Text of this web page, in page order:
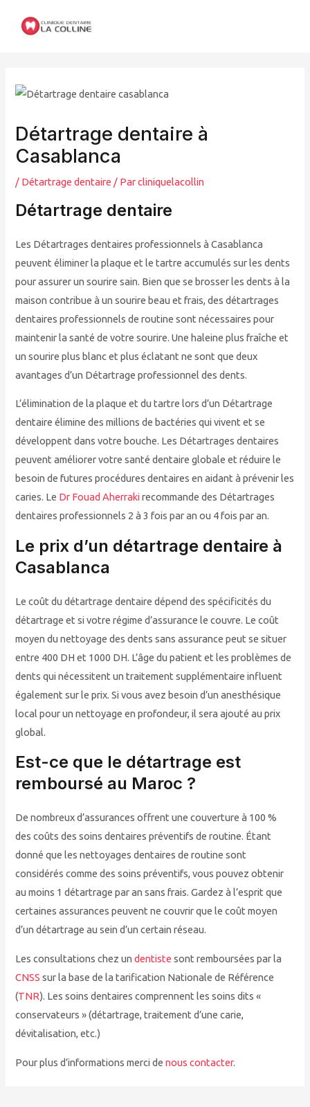
Détartrage dentaire à
Casablanca
/ Détartrage dentaire / Parcliniquelacollin
Détartrage dentaire
Les Détartrages dentaires professionnels à Casablanca
peuvent éliminer la plaque et le tartre accumulés sur les dents
pour assurer un sourire sain. Bien que se brosser les dents à la
maison contribue à un sourire beau et frais, des détartrages
dentaires professionnels de routine sont nécessaires pour
maintenir la santé de votre sourire. Une haleine plus fraîche et
un sourire plus blanc et plus éclatant ne sont que deux
avantages d’un Détartrage professionnel des dents.
L’élimination de la plaque et du tartre lors d’un Détartrage
dentaire élimine des millions de bactéries qui vivent et se
développent dans votre bouche. Les Détartrages dentaires
peuvent améliorer votre santé dentaire globale et réduire le
besoin de futures procédures dentaires en aidant à prévenir les
caries. Le Dr Fouad Aherrakirecommande des Détartrages
dentaires professionnels 2 à 3 fois par an ou 4 fois par an.
Le prix d’un détartrage dentaire à
Casablanca
Le coût du détartrage dentaire dépend des spécificités du
détartrage et si votre régime d’assurance le couvre. Le coût
moyen du nettoyage des dents sans assurance peut se situer
entre 400 DH et 1000 DH. L’âge du patient et les problèmes de
dents qui nécessitent un traitement supplémentaire influent
également sur le prix. Si vous avez besoin d’un anesthésique
local pour un nettoyage en profondeur, il sera ajouté au prix
global.
Est-ce que le détartrage est
remboursé au Maroc ?
De nombreux d’assurances offrent une couverture à 100 %
des coûts des soins dentaires préventifs de routine. Étant
donné que les nettoyages dentaires de routine sont
considérés comme des soins préventifs, vous pouvez obtenir
au moins 1 détartrage par an sans frais. Gardez à l’esprit que
certaines assurances peuvent ne couvrir que le coût moyen
d’un détartrage au sein d’un certain réseau.
Les consultations chez undentiste sont remboursées par la
CNSS sur la base de la tarification Nationale de Référence
(TNR). Les soins dentaires comprennent les soins dits «
conservateurs » (détartrage, traitement d’une carie,
dévitalisation, etc.)
Pour plus d’informations merci denous contacter.